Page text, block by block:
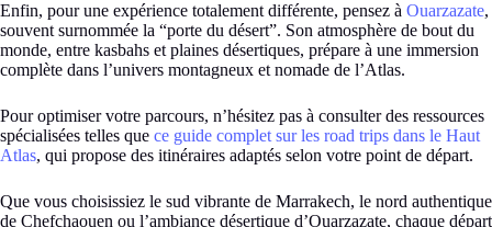
Enfin, pour une expérience totalement différente, pensez à Ouarzazate,
souvent surnommée la “porte du désert”. Son atmosphère de bout du
monde, entre kasbahs et plaines désertiques, prépare à une immersion
complète dans l’univers montagneux et nomade de l’Atlas.
Pour optimiser votre parcours, n’hésitez pas à consulter des ressources
spécialisées telles que ce guide complet sur les road trips dans le Haut
Atlas, qui propose des itinéraires adaptés selon votre point de départ.
Que vous choisissiez le sud vibrante de Marrakech, le nord authentique
de Chefchaouen ou l’ambiance désertique d’Ouarzazate, chaque départ